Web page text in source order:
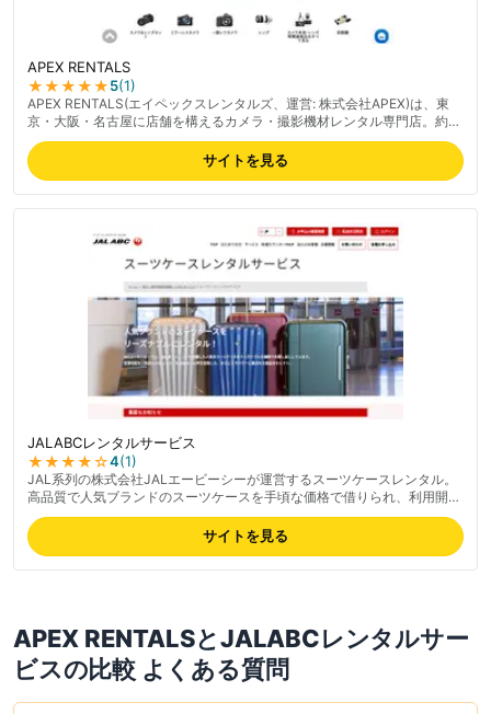
APEX RENTALS
★★★★★5(1)
APEX RENTALS(エイペックスレンタルズ、運営: 株式会社APEX)は、東
京・大阪・名古屋に店舗を構えるカメラ・撮影機材レンタル専門店。約
400種類超のカメラ・レンズラインナップでビデオカメラや交換レンズ等
の映像機材を取り扱う。レンタル前日到着で実質1日無料、バッテリー2
個・記録メディアが標準付属する利便性、丁寧な梱包が好評。Google各
店舗4.5以上の高評価で初心者からプロまで支持される。ネットで簡単予
約可能。最新の料金は公式サイトでご確認ください。
サイトを見る
JALABCレンタルサービス
★★★★☆4(1)
JAL系列の株式会社JALエービーシーが運営するスーツケースレンタル。
高品質で人気ブランドのスーツケースを手頃な価格で借りられ、利用開始
日の2日前に自宅へ配送、返却時も全国往復送料無料。安心補償(/個)・ラ
ゲッジチェッカー(/個)などオプションも充実、JAL利用者には特に安心の
老舗サービス。最新の料金は公式サイトでご確認ください。
サイトを見る
APEX RENTALSとJALABCレンタルサー
ビスの比較 よくある質問